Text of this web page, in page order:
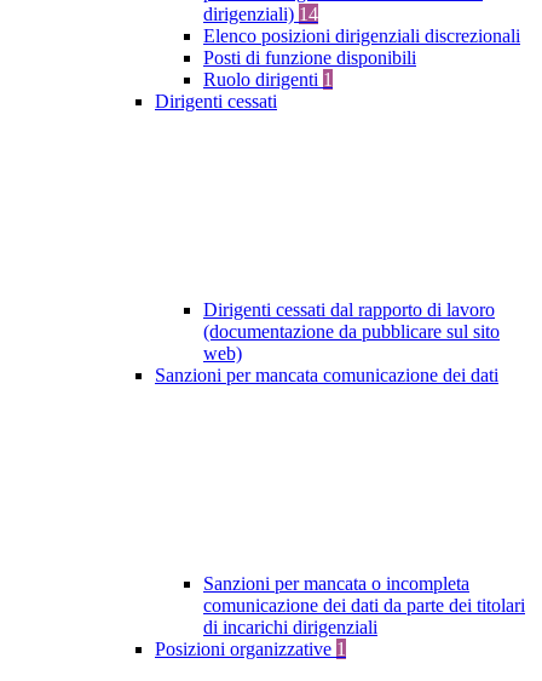
dirigenziali) 14
Elenco posizioni dirigenziali discrezionali
Posti di funzione disponibili
Ruolo dirigenti 1
Dirigenti cessati
Dirigenti cessati dal rapporto di lavoro
(documentazione da pubblicare sul sito
web)
Sanzioni per mancata comunicazione dei dati
Sanzioni per mancata o incompleta
comunicazione dei dati da parte dei titolari
di incarichi dirigenziali
Posizioni organizzative 1